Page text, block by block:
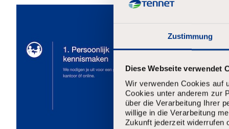
Zustimmung
Diese Webseite verwendet
Wir verwenden Cookies auf
Cookies unter anderem zur
über die Verarbeitung Ihrer
willige in die Verarbeitung
Zukunft jederzeit widerrufen